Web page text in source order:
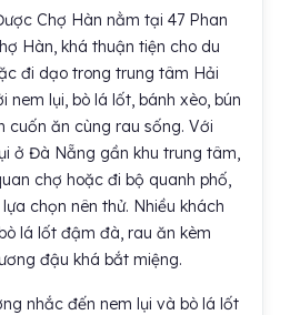
Chợ Hàn nằm tại 47 Phan
Hàn, khá thuận tiện cho du
đi dạo trong trung tâm Hải
nem lụi, bò lá lốt, bánh xèo, bún
cuốn ăn cùng rau sống. Với
ở Đà Nẵng gần khu trung tâm,
chợ hoặc đi bộ quanh phố,
chọn nên thử. Nhiều khách
lá lốt đậm đà, rau ăn kèm
đậu khá bắt miệng.
nhắc đến nem lụi và bò lá lốt